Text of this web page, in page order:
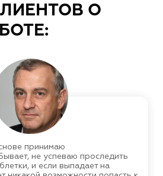
О
принимаю
не успеваю проследить
и если выпадает на